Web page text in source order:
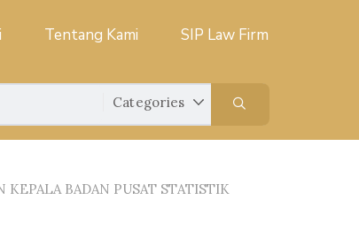
Tentang Kami SIP Law Firm
KEPALA BADAN PUSAT STATISTIK